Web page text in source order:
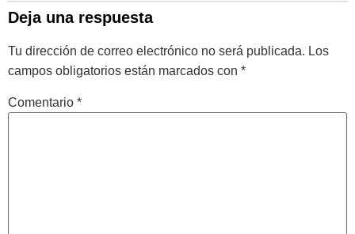
Deja una respuesta
Tu dirección de correo electrónico no será publicada. Los
campos obligatorios están marcados con *
Comentario *